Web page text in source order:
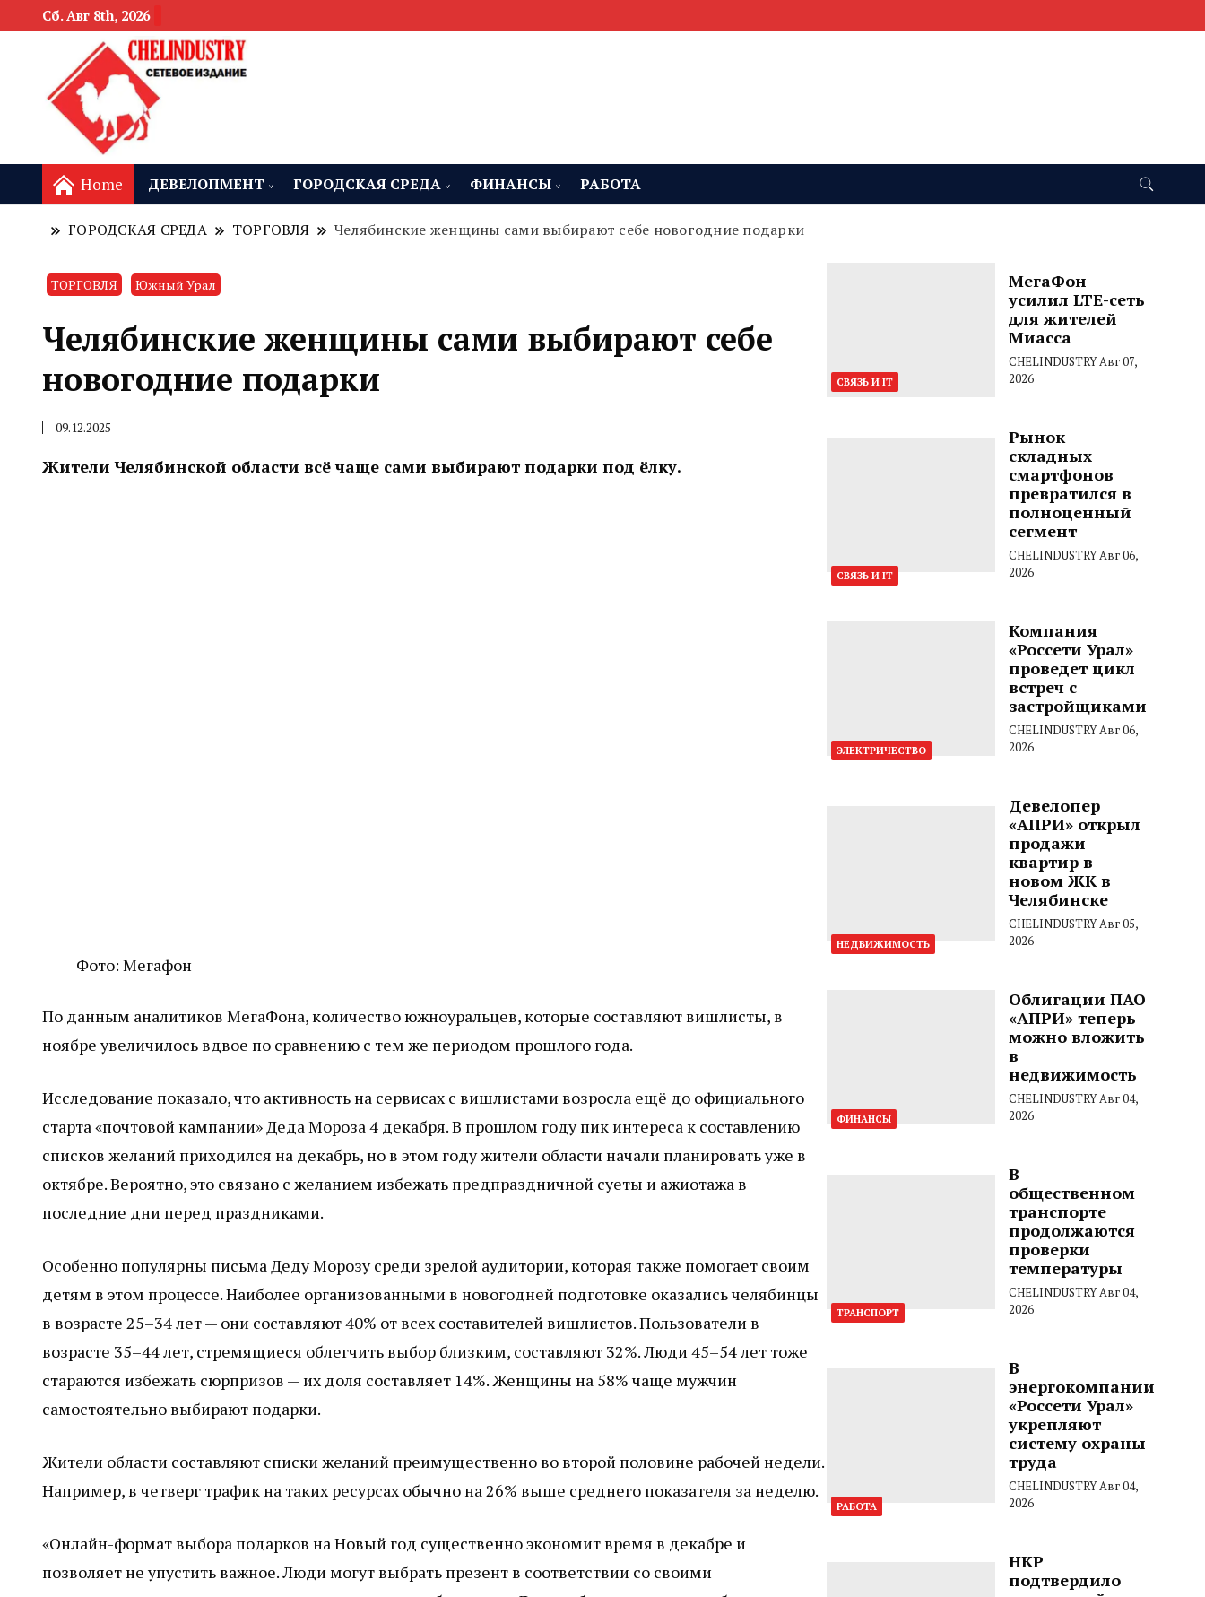
Сб. Авг 8th, 2026
Home ДЕВЕЛОПМЕНТ ГОРОДСКАЯ СРЕДА ФИНАНСЫ РАБОТА
ГОРОДСКАЯ СРЕДА ТОРГОВЛЯ Челябинские женщины сами выбирают себе новогодние подарки
ТОРГОВЛЯ Южный Урал
Челябинские женщины сами выбирают себе
новогодние подарки
09.12.2025
Жители Челябинской области всё чаще сами выбирают подарки под ёлку.
Фото: Мегафон
По данным аналитиков МегаФона, количество южноуральцев, которые составляют вишлисты, в
ноябре увеличилось вдвое по сравнению с тем же периодом прошлого года.
Исследование показало, что активность на сервисах с вишлистами возросла ещё до официального
старта «почтовой кампании» Деда Мороза 4 декабря. В прошлом году пик интереса к составлению
списков желаний приходился на декабрь, но в этом году жители области начали планировать уже в
октябре. Вероятно, это связано с желанием избежать предпраздничной суеты и ажиотажа в
последние дни перед праздниками.
Особенно популярны письма Деду Морозу среди зрелой аудитории, которая также помогает своим
детям в этом процессе. Наиболее организованными в новогодней подготовке оказались челябинцы
в возрасте 25–34 лет — они составляют 40% от всех составителей вишлистов. Пользователи в
возрасте 35–44 лет, стремящиеся облегчить выбор близким, составляют 32%. Люди 45–54 лет тоже
стараются избежать сюрпризов — их доля составляет 14%. Женщины на 58% чаще мужчин
самостоятельно выбирают подарки.
Жители области составляют списки желаний преимущественно во второй половине рабочей недели.
Например, в четверг трафик на таких ресурсах обычно на 26% выше среднего показателя за неделю.
«Онлайн-формат выбора подарков на Новый год существенно экономит время в декабре и
позволяет не упустить важное. Люди могут выбрать презент в соответствии со своими
СВЯЗЬ И IT
МегаФон
усилил LTE-сеть
для жителей
Миасса
CHELINDUSTRYАвг 07,
2026
СВЯЗЬ И IT
Рынок
складных
смартфонов
превратился в
полноценный
сегмент
CHELINDUSTRYАвг 06,
2026
ЭЛЕКТРИЧЕСТВО
Компания
«Россети Урал»
проведет цикл
встреч с
застройщиками
CHELINDUSTRYАвг 06,
2026
НЕДВИЖИМОСТЬ
Девелопер
«АПРИ» открыл
продажи
квартир в
новом ЖК в
Челябинске
CHELINDUSTRYАвг 05,
2026
ФИНАНСЫ
Облигации ПАО
«АПРИ» теперь
можно вложить
в
недвижимость
CHELINDUSTRYАвг 04,
2026
ТРАНСПОРТ
В
общественном
транспорте
продолжаются
проверки
температуры
CHELINDUSTRYАвг 04,
2026
РАБОТА
В
энергокомпании
«Россети Урал»
укрепляют
систему охраны
труда
CHELINDUSTRYАвг 04,
2026
НКР
подтвердило